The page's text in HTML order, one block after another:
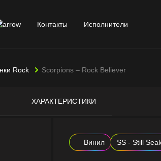
Контакты Исполнители
Rock Scorpions – Rock Believer
ХАРАКТЕРИСТИКИ
Винил SS - Still